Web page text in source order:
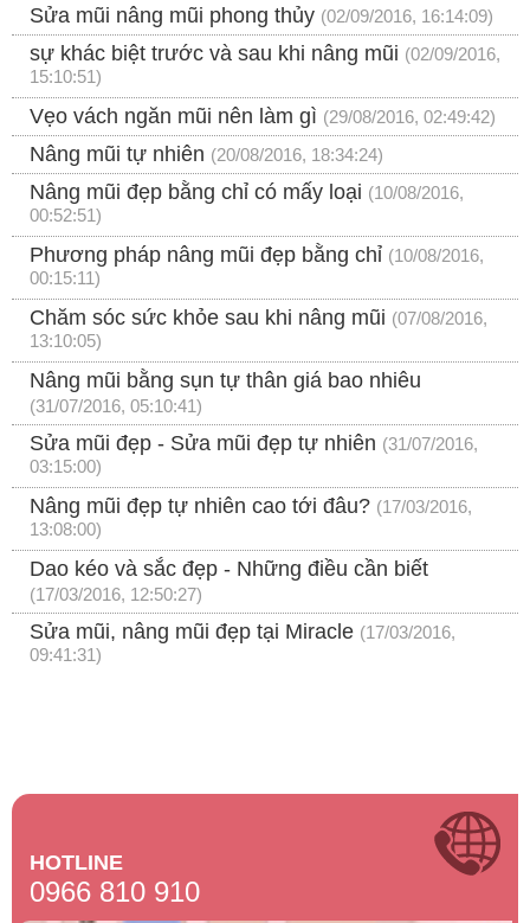
Sửa mũi nâng mũi phong thủy (02/09/2016, 16:14:09)
sự khác biệt trước và sau khi nâng mũi (02/09/2016,
15:10:51)
Vẹo vách ngăn mũi nên làm gì (29/08/2016, 02:49:42)
Nâng mũi tự nhiên (20/08/2016, 18:34:24)
Nâng mũi đẹp bằng chỉ có mấy loại (10/08/2016,
00:52:51)
Phương pháp nâng mũi đẹp bằng chỉ (10/08/2016,
00:15:11)
Chăm sóc sức khỏe sau khi nâng mũi (07/08/2016,
13:10:05)
Nâng mũi bằng sụn tự thân giá bao nhiêu
(31/07/2016, 05:10:41)
Sửa mũi đẹp - Sửa mũi đẹp tự nhiên (31/07/2016,
03:15:00)
Nâng mũi đẹp tự nhiên cao tới đâu? (17/03/2016,
13:08:00)
Dao kéo và sắc đẹp - Những điều cần biết
(17/03/2016, 12:50:27)
Sửa mũi, nâng mũi đẹp tại Miracle (17/03/2016,
09:41:31)
HOTLINE
0966 810 910